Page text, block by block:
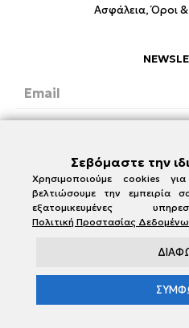
Ασφάλεια, Όροι
e-
Σεβόμαστε την
Χρησιμοποιούμε cookies
βελτιώσουμε την εμπειρία
εξατομικευμένες
Πολιτική Προστασίας